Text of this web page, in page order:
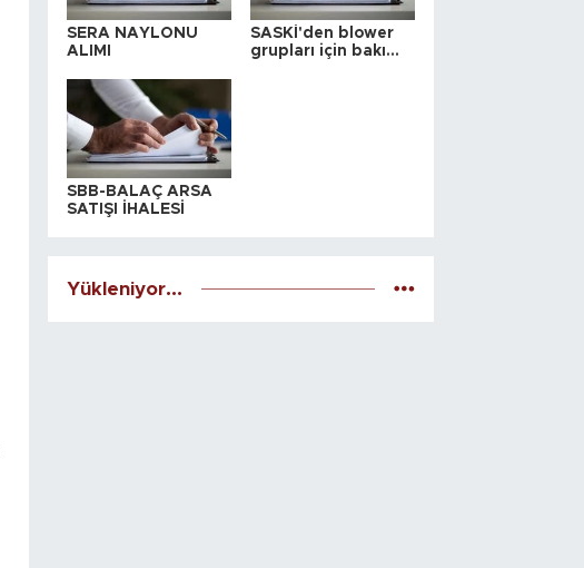
SERA NAYLONU
ALIMI
SASKİ'den blower
grupları için bakım
SBB-BALAÇ ARSA
SATIŞI İHALESİ
Yükleniyor...